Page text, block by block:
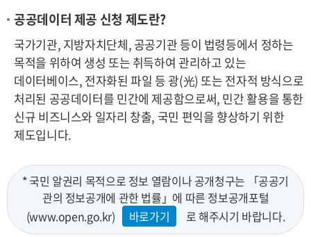
공공데이터 제공 신청 제도란?
국가기관, 지방자치단체, 공공기관 등이 법령등에서 정하는
목적을 위하여 생성 또는 취득하여 관리하고 있는
데이터베이스, 전자화된 파일 등 광(光) 또는 전자적 방식으로
처리된 공공데이터를 민간에 제공함으로써, 민간 활용을 통한
신규 비즈니스와 일자리 창출, 국민 편익을 향상하기 위한
제도입니다.
* 국민 알권리 목적으로 정보 열람이나 공개청구는 「공공기
관의 정보공개에 관한 법률」에 따른 정보공개포털
(www.open.go.kr)
바로가기 로 해주시기 바랍니다.